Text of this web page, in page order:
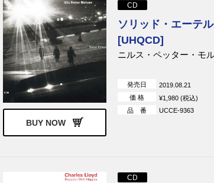
BUY NOW
CD
ソリッド・エーテル
[UHQCD]
ニルス・ペッター・モ
発売日
2019.08.21
価 格
¥1,980 (税込)
品 番
UCCE-9363
CD